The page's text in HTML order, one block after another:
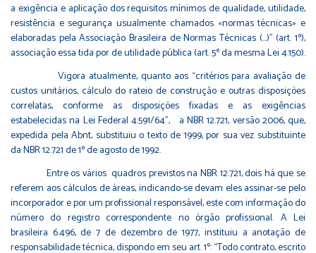
a exigência e aplicação dos requisitos mínimos de qualidade, utilidade,
resistência e segurança usualmente chamados «normas técnicas» e
elaboradas pela Associação Brasileira de Normas Técnicas (…)” (art. 1º),
associação essa tida por de utilidade pública (art. 5º da mesma Lei 4.150).
Vigora atualmente, quanto aos “critérios para avaliação de
custos unitários, cálculo do rateio de construção e outras disposições
correlatas, conforme as disposições fixadas e as exigências
estabelecidas na Lei Federal 4.591/64”, a NBR 12.721, versão 2006, que,
expedida pela Abnt, substituiu o texto de 1999, por sua vez substituinte
da NBR 12.721 de 1º de agosto de 1992.
Entre os vários quadros previstos na NBR 12.721, dois há que se
referem aos cálculos de áreas, indicando-se devam eles assinar-se pelo
incorporador e por um profissional responsável, este com informação do
número do registro correspondente no órgão profissional. A Lei
brasileira 6.496, de 7 de dezembro de 1977, instituiu a anotação de
responsabilidade técnica, dispondo em seu art. 1º: “Todo contrato, escrito